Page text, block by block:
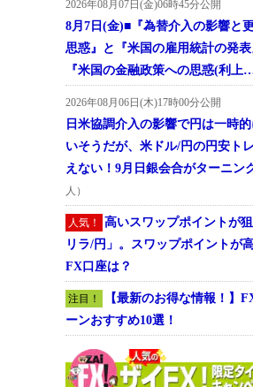
2026年08月07日(金)06時45分公開
8月7日(金)■『為替介入の影響と
思惑』と『米国の雇用統計の発
『米国の金融政策への思惑(利上
2026年08月06日(木)17時00分公開
日米協調介入の影響で円は一時
いそうだが、米ドル/円の円安ト
えない！9月日銀会合がターニン
人）
人気！
高いスワップポイントが
リラ/円」。スワップポイントが
FX口座は？
注目！
【最新のお得な情報！】
ーンおすすめ10選！